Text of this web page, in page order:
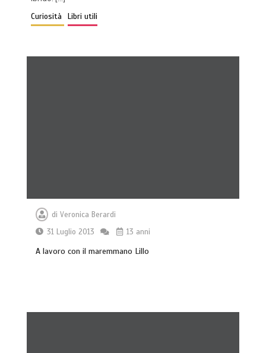
Curiosità
Libri utili
diVeronica Berardi
31 Luglio 2013
13 anni
A lavoro con il maremmano Lillo